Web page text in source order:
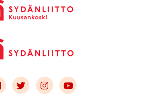
Link to facebook
Link to twitter
Link to instagram
Link to youtube